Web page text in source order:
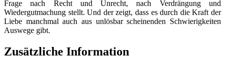
Frage nach Recht und Unrecht, nach Verdrängung und
Wiedergutmachung stellt. Und der zeigt, dass es durch die Kraft der
Liebe manchmal auch aus unlösbar scheinenden Schwierigkeiten
Auswege gibt.
Zusätzliche Information